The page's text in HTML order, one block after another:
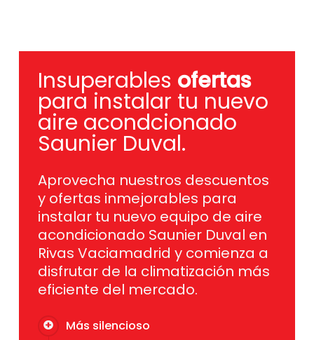
Insuperables ofertas
para instalar tu nuevo
aire acondcionado
Saunier Duval.
Aprovecha nuestros descuentos
y ofertas inmejorables para
instalar tu nuevo equipo de aire
acondicionado Saunier Duval en
Rivas Vaciamadrid y comienza a
disfrutar de la climatización más
eficiente del mercado.
Más silencioso